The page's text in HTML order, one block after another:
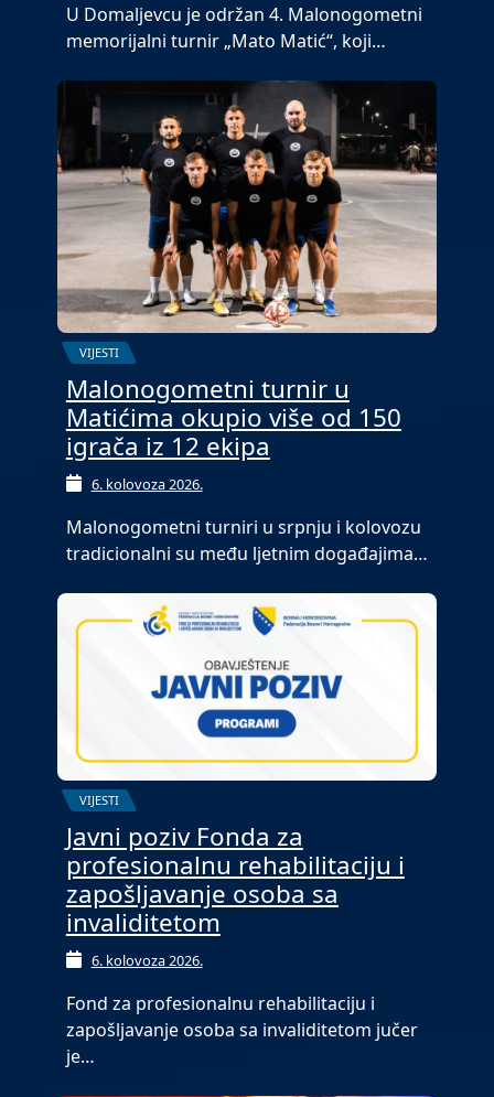
U Domaljevcu je održan 4. Malonogometni
memorijalni turnir „Mato Matić“, koji…
VIJESTI
Malonogometni turnir u
Matićima okupio više od 150
igrača iz 12 ekipa
6. kolovoza 2026.
Malonogometni turniri u srpnju i kolovozu
tradicionalni su među ljetnim događajima…
VIJESTI
Javni poziv Fonda za
profesionalnu rehabilitaciju i
zapošljavanje osoba sa
invaliditetom
6. kolovoza 2026.
Fond za profesionalnu rehabilitaciju i
zapošljavanje osoba sa invaliditetom jučer
je…